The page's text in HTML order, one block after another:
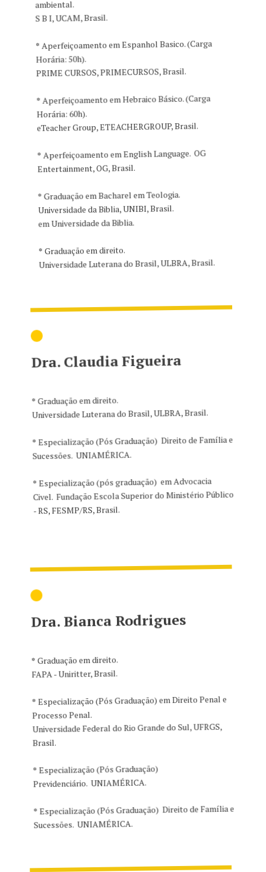
ambiental.
S B I, UCAM, Brasil.
*Aperfeiçoamento em Espanhol Basico. (Carga
Horária: 50h).
PRIME CURSOS, PRIMECURSOS, Brasil.
*Aperfeiçoamento em Hebraico Básico. (Carga
Horária: 60h).
eTeacher Group, ETEACHERGROUP, Brasil.
*Aperfeiçoamento em English Language. OG
Entertainment, OG, Brasil.
Graduação em Bacharel em Teologia.
Universidade da Biblia, UNIBI, Brasil.
em Universidade da Biblia.
Graduação em direito.
Universidade Luterana do Brasil, ULBRA, Brasil.
Dra. Claudia Figueira
*Graduação em direito.
Universidade Luterana do Brasil, ULBRA, Brasil.
* Especialização (Pós Graduação) Direito de Família e
Sucessões. UNIAMÉRICA.
* Especialização (pós graduação) em Advocacia
Civel. Fundação Escola Superior do Ministério Público
- RS, FESMP/RS, Brasil.
Dra. Bianca Rodrigues
*Graduação em direito.
FAPA - Uniritter, Brasil.
* Especialização (Pós Graduação) em Direito Penal e
Processo Penal.
Universidade Federal do Rio Grande do Sul, UFRGS,
Brasil.
* Especialização (Pós Graduação)
Previdenciário. UNIAMÉRICA.
* Especialização (Pós Graduação) Direito de Família e
Sucessões. UNIAMÉRICA.